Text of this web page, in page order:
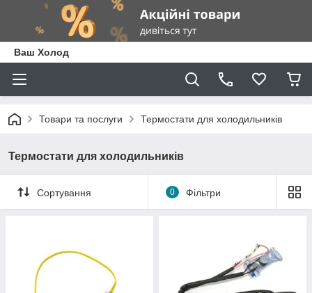
Ваш Холод
Товари та послуги Термостати для холодильників
Термостати для холодильників
Сортування 0 Фільтри